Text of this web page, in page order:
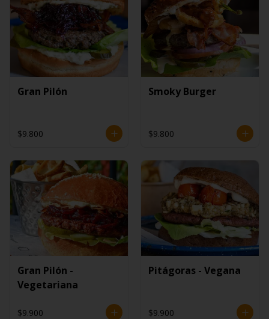
Gran Pilón
$9.800
Smoky Burger
$9.800
Gran Pilón -
Vegetariana
$9.900
Pitágoras - Vegana
$9.900